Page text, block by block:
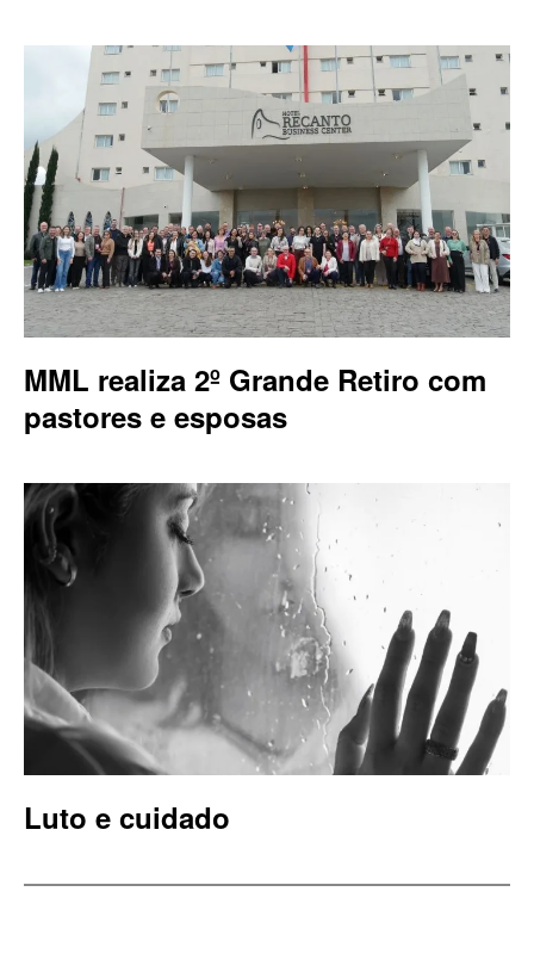
MML realiza 2º Grande Retiro com
pastores e esposas
Luto e cuidado